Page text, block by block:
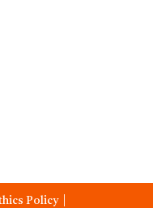
Policy